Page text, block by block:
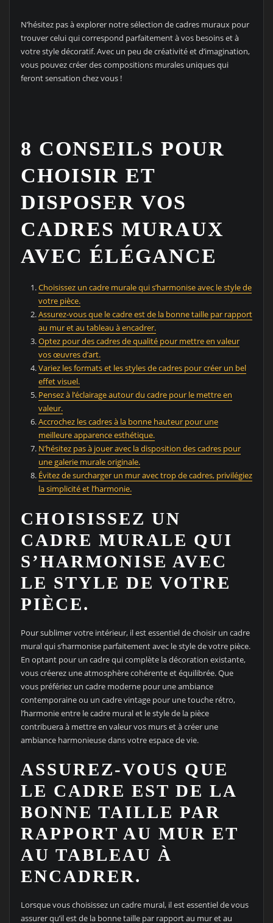
N’hésitez pas à explorer notre sélection de cadres muraux pour
trouver celui qui correspond parfaitement à vos besoins et à
votre style décoratif. Avec un peu de créativité et d’imagination,
vous pouvez créer des compositions murales uniques qui
feront sensation chez vous !
8 CONSEILS POUR
CHOISIR ET
DISPOSER VOS
CADRES MURAUX
AVEC ÉLÉGANCE
Choisissez un cadre murale qui s’harmonise avec le style de
votre pièce.
Assurez-vous que le cadre est de la bonne taille par rapport
au mur et au tableau à encadrer.
Optez pour des cadres de qualité pour mettre en valeur
vos œuvres d’art.
Variez les formats et les styles de cadres pour créer un bel
effet visuel.
Pensez à l’éclairage autour du cadre pour le mettre en
valeur.
Accrochez les cadres à la bonne hauteur pour une
meilleure apparence esthétique.
N’hésitez pas à jouer avec la disposition des cadres pour
une galerie murale originale.
Évitez de surcharger un mur avec trop de cadres, privilégiez
la simplicité et l’harmonie.
CHOISISSEZ UN
CADRE MURALE QUI
S’HARMONISE AVEC
LE STYLE DE VOTRE
PIÈCE.
Pour sublimer votre intérieur, il est essentiel de choisir un cadre
mural qui s’harmonise parfaitement avec le style de votre pièce.
En optant pour un cadre qui complète la décoration existante,
vous créerez une atmosphère cohérente et équilibrée. Que
vous préfériez un cadre moderne pour une ambiance
contemporaine ou un cadre vintage pour une touche rétro,
l’harmonie entre le cadre mural et le style de la pièce
contribuera à mettre en valeur vos murs et à créer une
ambiance harmonieuse dans votre espace de vie.
ASSUREZ-VOUS QUE
LE CADRE EST DE LA
BONNE TAILLE PAR
RAPPORT AU MUR ET
AU TABLEAU À
ENCADRER.
Lorsque vous choisissez un cadre mural, il est essentiel de vous
assurer qu’il est de la bonne taille par rapport au mur et au